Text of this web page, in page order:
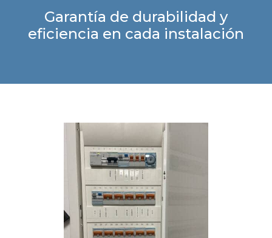
Garantía de durabilidad y
eficiencia en cada instalación